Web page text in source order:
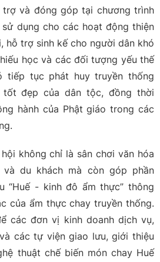
và đóng góp tại chương trình
dụng cho các hoạt động thiện
hỗ trợ sinh kế cho người dân khó
học và các đối tượng yếu thế
tiếp tục phát huy truyền thống
đẹp của dân tộc, đồng thời
hành của Phật giáo trong các
không chỉ là sân chơi văn hóa
du khách mà còn góp phần
“Huế - kinh đô ẩm thực” thông
của ẩm thực chay truyền thống.
các đơn vị kinh doanh dịch vụ,
các tự viện giao lưu, giới thiệu
thuật chế biến món chay Huế